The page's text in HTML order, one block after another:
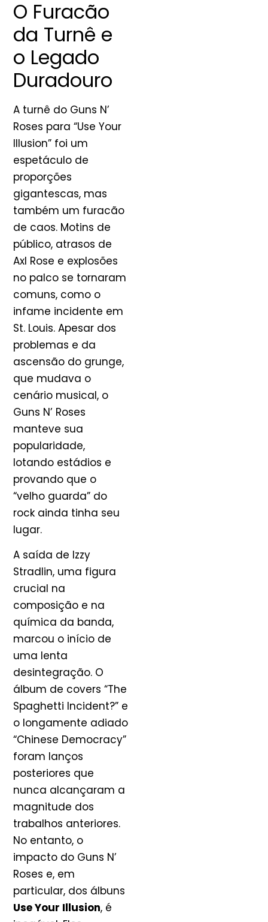
O Furacão
da Turnê e
o Legado
Duradouro
A turnê do Guns N’
Roses para “Use Your
Illusion” foi um
espetáculo de
proporções
gigantescas, mas
também um furacão
de caos. Motins de
público, atrasos de
Axl Rose e explosões
no palco se tornaram
comuns, como o
infame incidente em
St. Louis. Apesar dos
problemas e da
ascensão do grunge,
que mudava o
cenário musical, o
Guns N’ Roses
manteve sua
popularidade,
lotando estádios e
provando que o
“velho guarda” do
rock ainda tinha seu
lugar.
A saída de Izzy
Stradlin, uma figura
crucial na
composição e na
química da banda,
marcou o início de
uma lenta
desintegração. O
álbum de covers “The
Spaghetti Incident?” e
o longamente adiado
“Chinese Democracy”
foram lanços
posteriores que
nunca alcançaram a
magnitude dos
trabalhos anteriores.
No entanto, o
impacto do Guns N’
Roses e, em
particular, dos álbuns
Use Your Illusion, é